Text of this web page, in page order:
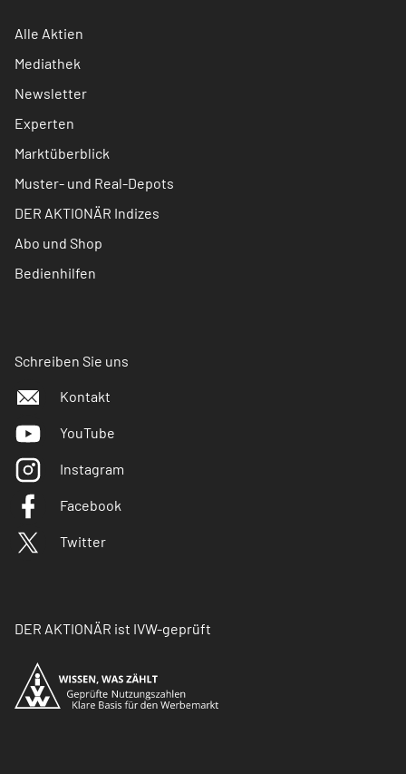
Alle Aktien
Mediathek
Newsletter
Experten
Marktüberblick
Muster- und Real-Depots
DER AKTIONÄR Indizes
Abo und Shop
Bedienhilfen
Schreiben Sie uns
Kontakt
YouTube
Instagram
Facebook
Twitter
DER AKTIONÄR ist IVW-geprüft